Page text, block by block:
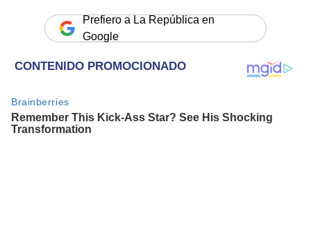
Prefiero a La República en
Google